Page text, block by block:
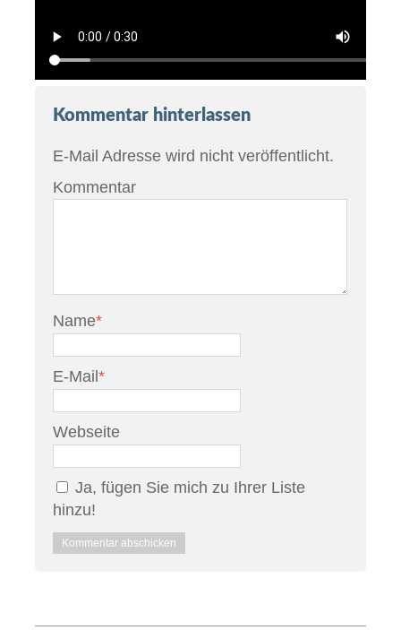
Kommentar hinterlassen
E-Mail Adresse wird nicht veröffentlicht.
Kommentar
Name*
E-Mail *
Webseite
Ja, fügen Sie mich zu Ihrer Liste
hinzu!